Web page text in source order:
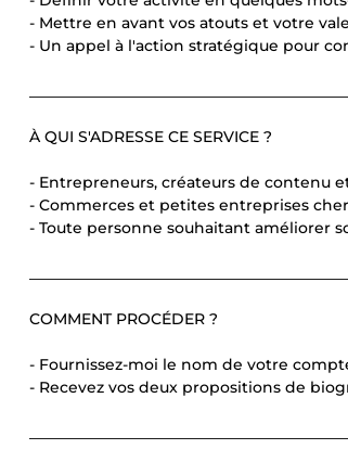
- Mettre en avant vos atouts et votre
- Un appel à l'action stratégique pour
À QUI S'ADRESSE CE SERVICE ?
- Entrepreneurs, créateurs de contenu
- Commerces et petites entreprises
- Toute personne souhaitant améliorer
COMMENT PROCÉDER ?
- Fournissez-moi le nom de votre
- Recevez vos deux propositions de